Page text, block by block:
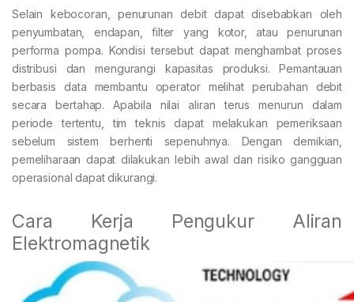
Selain kebocoran, penurunan debit dapat disebabkan oleh
penyumbatan, endapan, filter yang kotor, atau penurunan
performa pompa. Kondisi tersebut dapat menghambat proses
distribusi dan mengurangi kapasitas produksi. Pemantauan
berbasis data membantu operator melihat perubahan debit
secara bertahap. Apabila nilai aliran terus menurun dalam
periode tertentu, tim teknis dapat melakukan pemeriksaan
sebelum sistem berhenti sepenuhnya. Dengan demikian,
pemeliharaan dapat dilakukan lebih awal dan risiko gangguan
operasional dapat dikurangi.
Cara Kerja Pengukur Aliran
Elektromagnetik